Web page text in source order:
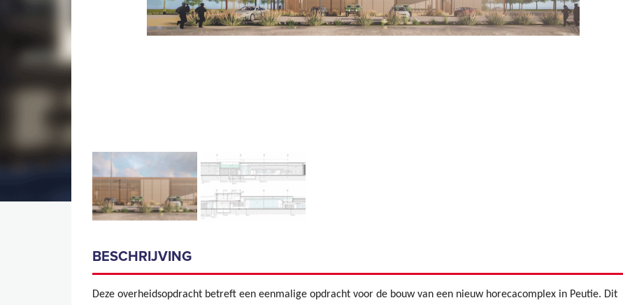
BESCHRIJVING
Deze overheidsopdracht betreft een eenmalige opdracht voor de bouw van een nieuw horecacomplex in Peutie. Dit